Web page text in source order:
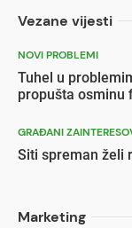
Vezane vijesti
NOVI PROBLEMI
Tuhel u
propušta osminu
GRAĐANI
Siti spreman želi
Marketing